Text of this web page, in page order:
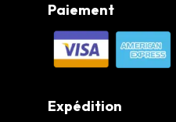
Paiement
Expédition